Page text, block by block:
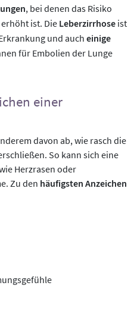
, bei denen das Risiko
ist. DieLeberzirrhose ist
und auch einige
für Embolien der Lunge
einer
davon ab, wie rasch die
So kann sich eine
Herzrasen oder
Zu den häufigsten Anzeichen